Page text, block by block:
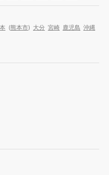
(熊本市) 大分 宮崎 鹿児島 沖縄